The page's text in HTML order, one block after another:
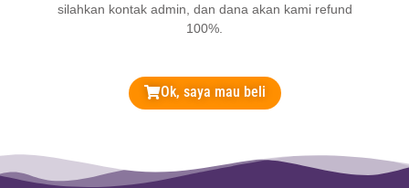
silahkan kontak admin, dan dana akan kami refund
100%.
Ok, saya mau beli